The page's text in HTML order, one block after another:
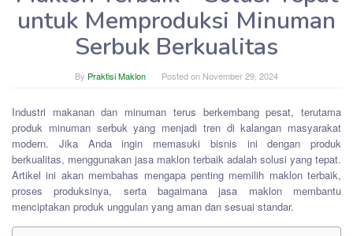
untuk Memproduksi Minuman
Serbuk Berkualitas
By Praktisi Maklon Posted on November 29, 2024
Industri makanan dan minuman terus berkembang pesat, terutama
produk minuman serbuk yang menjadi tren di kalangan masyarakat
modern. Jika Anda ingin memasuki bisnis ini dengan produk
berkualitas, menggunakan jasa maklon terbaik adalah solusi yang tepat.
Artikel ini akan membahas mengapa penting memilih maklon terbaik,
proses produksinya, serta bagaimana jasa maklon membantu
menciptakan produk unggulan yang aman dan sesuai standar.